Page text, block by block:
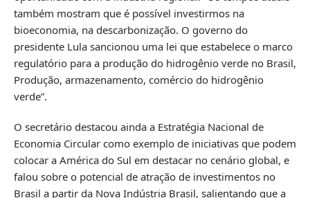
também mostram que é possível investirmos na
bioeconomia, na descarbonização. O governo do
presidente Lula sancionou uma lei que estabelece o marco
regulatório para a produção do hidrogênio verde no Brasil,
Produção, armazenamento, comércio do hidrogênio
verde”.
O secretário destacou ainda a Estratégia Nacional de
Economia Circular como exemplo de iniciativas que podem
colocar a América do Sul em destacar no cenário global, e
falou sobre o potencial de atração de investimentos no
Brasil a partir da Nova Indústria Brasil, salientando que a